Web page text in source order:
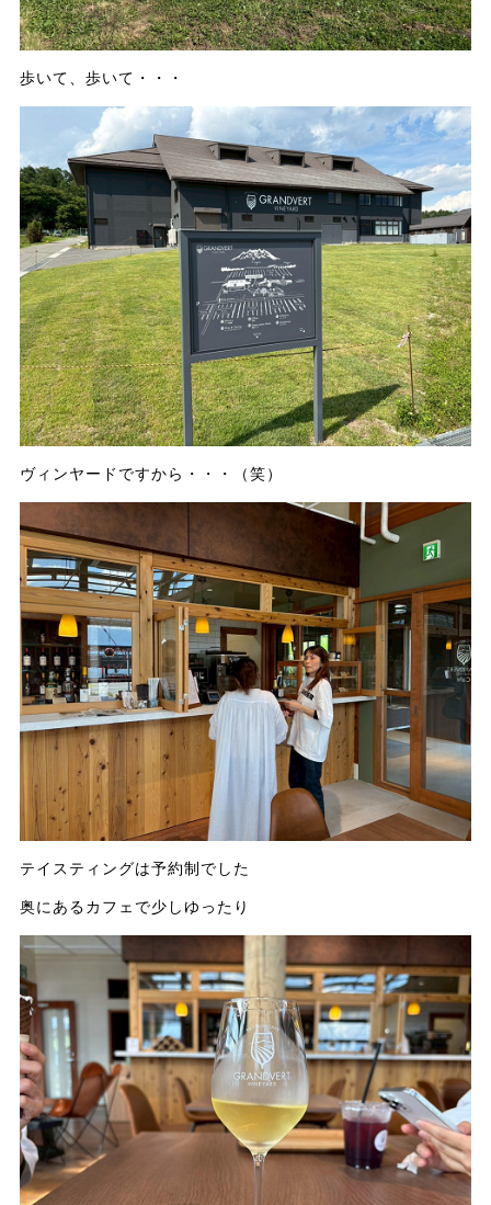
歩いて、歩いて・・・
ヴィンヤードですから・・・（笑）
テイスティングは予約制でした
奥にあるカフェで少しゆったり